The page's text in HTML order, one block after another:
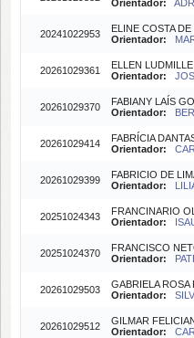
Orientador:
20241022953
ELINE COSTA DE
Orientador:
20261029361
ELLEN
Orientador:
20261029370
FABIANY LAÍS
Orientador:
20261029414
FABRÍCIA
Orientador:
20261029399
FABRICIO DE
Orientador:
20251024343
FRANCINARIO
Orientador:
20251024370
FRANCISCO
Orientador:
20261029503
GABRIELA ROSA
Orientador:
20261029512
GILMAR
Orientador: